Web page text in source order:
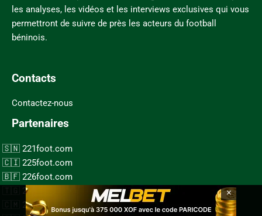
les analyses, les vidéos et les interviews exclusives qui vous
permettront de suivre de près les acteurs du football
béninois.
Contacts
Contactez-nous
Partenaires
221foot.com
225foot.com
226foot.com
228foot.com
237foot.com
×